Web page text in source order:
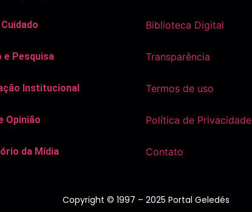
e Pesquisa
Institucional
Opinião
da Mídia
Biblioteca Digital
Transparência
Termos de uso
Política de Privacidade
Contato
Copyright © 1997 – 2025 Portal Geledés